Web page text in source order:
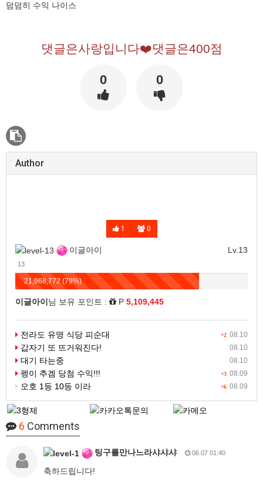
덤덤히 수익 나이스
댓글은사랑입니다❤️댓글은400점
0 0
Author
1 0
Lv.13
이글아이
13
21,968,772 (79%)
이글아이 님 보유 포인트 : P 5,109,445
+2 08.10
전라도 유명 식당 피순대
08.10
갑자기 또 뜨거워진다!
08.10
대기 타는중
+3 08.09
펭이 추겜 당첨 수익!!!
+6 08.09
오호 1등 10등 이라
6 Comments
팅구를만나느라샤샤샤 06.07 01:40
축하드립니다!